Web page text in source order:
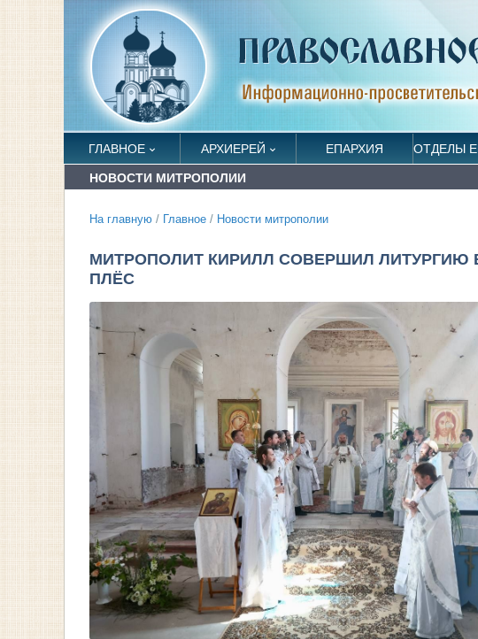
ГЛАВНОЕ АРХИЕРЕЙ ЕПАРХИЯ ОТДЕЛЫ
НОВОСТИ МИТРОПОЛИИ
На главную / Главное / Новости митрополии
МИТРОПОЛИТ КИРИЛЛ СОВЕРШИЛ
ПЛЁС